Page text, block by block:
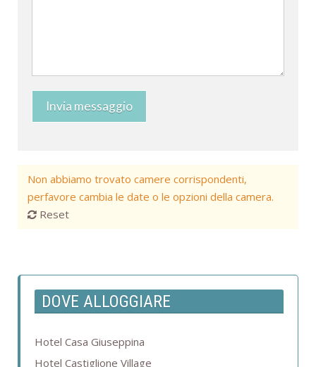
Invia messaggio
Non abbiamo trovato camere corrispondenti,
perfavore cambia le date o le opzioni della camera.
Reset
DOVE ALLOGGIARE
Hotel Casa Giuseppina
Hotel Castiglione Village